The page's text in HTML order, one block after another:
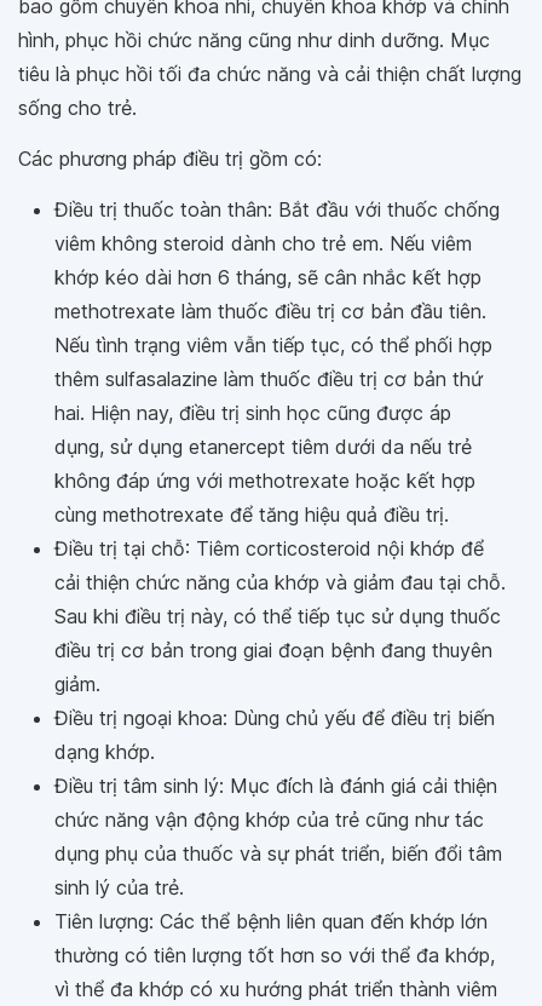
bao gồm chuyên khoa nhi, chuyên khoa khớp và chỉnh
hình, phục hồi chức năng cũng như dinh dưỡng. Mục
tiêu là phục hồi tối đa chức năng và cải thiện chất lượng
sống cho trẻ.
Các phương pháp điều trị gồm có:
Điều trị thuốc toàn thân: Bắt đầu với thuốc chống
viêm không steroid dành cho trẻ em. Nếu viêm
khớp kéo dài hơn 6 tháng, sẽ cân nhắc kết hợp
methotrexate làm thuốc điều trị cơ bản đầu tiên.
Nếu tình trạng viêm vẫn tiếp tục, có thể phối hợp
thêm sulfasalazine làm thuốc điều trị cơ bản thứ
hai. Hiện nay, điều trị sinh học cũng được áp
dụng, sử dụng etanercept tiêm dưới da nếu trẻ
không đáp ứng với methotrexate hoặc kết hợp
cùng methotrexate để tăng hiệu quả điều trị.
Điều trị tại chỗ: Tiêm corticosteroid nội khớp để
cải thiện chức năng của khớp và giảm đau tại chỗ.
Sau khi điều trị này, có thể tiếp tục sử dụng thuốc
điều trị cơ bản trong giai đoạn bệnh đang thuyên
giảm.
Điều trị ngoại khoa: Dùng chủ yếu để điều trị biến
dạng khớp.
Điều trị tâm sinh lý: Mục đích là đánh giá cải thiện
chức năng vận động khớp của trẻ cũng như tác
dụng phụ của thuốc và sự phát triển, biến đổi tâm
sinh lý của trẻ.
Tiên lượng: Các thể bệnh liên quan đến khớp lớn
thường có tiên lượng tốt hơn so với thể đa khớp,
vì thể đa khớp có xu hướng phát triển thành viêm